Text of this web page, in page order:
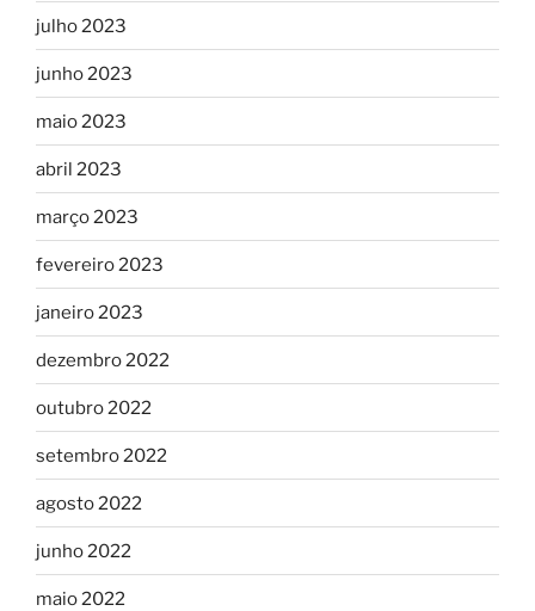
julho 2023
junho 2023
maio 2023
abril 2023
março 2023
fevereiro 2023
janeiro 2023
dezembro 2022
outubro 2022
setembro 2022
agosto 2022
junho 2022
maio 2022